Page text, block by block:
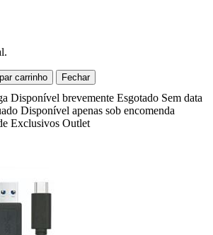
carrinho Fechar
Disponível brevemente Esgotado Sem data
Disponível apenas sob encomenda
Exclusivos Outlet